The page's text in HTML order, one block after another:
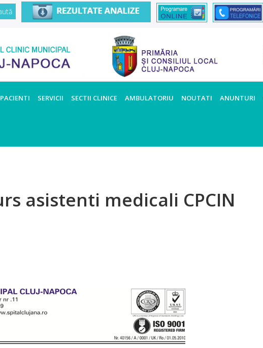
SERVICII SECTII CLINICE AMBULATORIU NOUTATI ANUNTURI
asistenti medicali CPCIN